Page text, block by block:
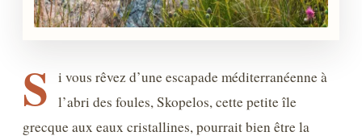
S
i vous rêvez d’une escapade méditerranéenne à
l’abri des foules, Skopelos, cette petite île
grecque aux eaux cristallines, pourrait bien être la